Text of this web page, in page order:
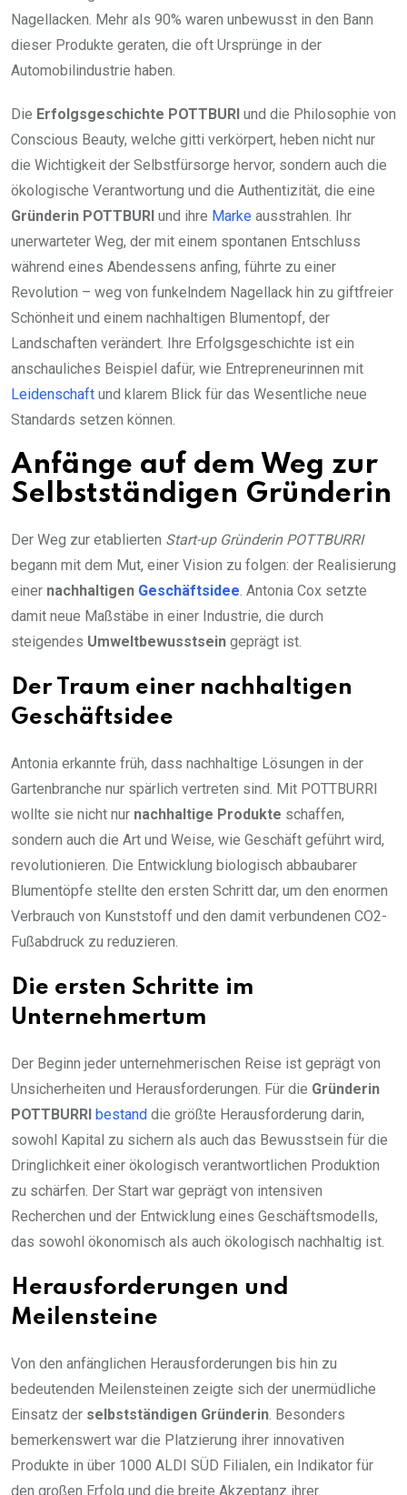
Nagellacken. Mehr als 90% waren unbewusst in den Bann
dieser Produkte geraten, die oft Ursprünge in der
Automobilindustrie haben.
Die Erfolgsgeschichte POTTBURI und die Philosophie von
Conscious Beauty, welche gitti verkörpert, heben nicht nur
die Wichtigkeit der Selbstfürsorge hervor, sondern auch die
ökologische Verantwortung und die Authentizität, die eine
Gründerin POTTBURI und ihre Marke ausstrahlen. Ihr
unerwarteter Weg, der mit einem spontanen Entschluss
während eines Abendessens anfing, führte zu einer
Revolution – weg von funkelndem Nagellack hin zu giftfreier
Schönheit und einem nachhaltigen Blumentopf, der
Landschaften verändert. Ihre Erfolgsgeschichte ist ein
anschauliches Beispiel dafür, wie Entrepreneurinnen mit
Leidenschaft und klarem Blick für das Wesentliche neue
Standards setzen können.
Anfänge auf dem Weg zur
Selbstständigen Gründerin
Der Weg zur etablierten Start-up Gründerin POTTBURRI
begann mit dem Mut, einer Vision zu folgen: der Realisierung
einer nachhaltigen Geschäftsidee. Antonia Cox setzte
damit neue Maßstäbe in einer Industrie, die durch
steigendes Umweltbewusstsein geprägt ist.
Der Traum einer nachhaltigen
Geschäftsidee
Antonia erkannte früh, dass nachhaltige Lösungen in der
Gartenbranche nur spärlich vertreten sind. Mit POTTBURRI
wollte sie nicht nur nachhaltige Produkte schaffen,
sondern auch die Art und Weise, wie Geschäft geführt wird,
revolutionieren. Die Entwicklung biologisch abbaubarer
Blumentöpfe stellte den ersten Schritt dar, um den enormen
Verbrauch von Kunststoff und den damit verbundenen CO2-
Fußabdruck zu reduzieren.
Die ersten Schritte im
Unternehmertum
Der Beginn jeder unternehmerischen Reise ist geprägt von
Unsicherheiten und Herausforderungen. Für die Gründerin
POTTBURRI bestand die größte Herausforderung darin,
sowohl Kapital zu sichern als auch das Bewusstsein für die
Dringlichkeit einer ökologisch verantwortlichen Produktion
zu schärfen. Der Start war geprägt von intensiven
Recherchen und der Entwicklung eines Geschäftsmodells,
das sowohl ökonomisch als auch ökologisch nachhaltig ist.
Herausforderungen und
Meilensteine
Von den anfänglichen Herausforderungen bis hin zu
bedeutenden Meilensteinen zeigte sich der unermüdliche
Einsatz der selbstständigen Gründerin. Besonders
bemerkenswert war die Platzierung ihrer innovativen
Produkte in über 1000 ALDI SÜD Filialen, ein Indikator für
den großen Erfolg und die breite Akzeptanz ihrer